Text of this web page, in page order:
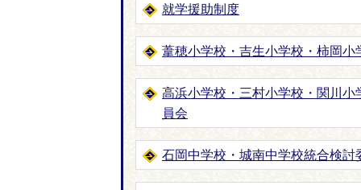
就学援助制度
葦穂小学校・吉生小学校・柿岡小
高浜小学校・三村小学校・関川
員会
石岡中学校・城南中学校統合検討